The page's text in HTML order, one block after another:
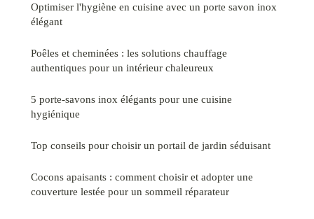
Optimiser l'hygiène en cuisine avec un porte savon inox
élégant
Poêles et cheminées : les solutions chauffage
authentiques pour un intérieur chaleureux
5 porte-savons inox élégants pour une cuisine
hygiénique
Top conseils pour choisir un portail de jardin séduisant
Cocons apaisants : comment choisir et adopter une
couverture lestée pour un sommeil réparateur